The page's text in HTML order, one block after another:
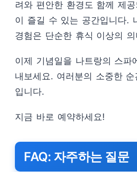
려와 편안한 환경도 함께 제
이 즐길 수 있는 공간입니다.
경험은 단순한 휴식 이상의
이제 기념일을 나트랑의 스파
내보세요. 여러분의 소중한
입니다.
지금 바로 예약하세요!
FAQ: 자주하는 질문